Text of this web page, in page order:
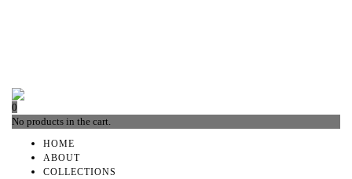
0
No products in the cart.
HOME
ABOUT
COLLECTIONS